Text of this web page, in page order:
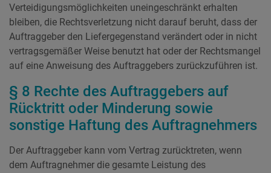
Verteidigungsmöglichkeiten uneingeschränkt erhalten
bleiben, die Rechtsverletzung nicht darauf beruht, dass der
Auftraggeber den Liefergegenstand verändert oder in nicht
vertragsgemäßer Weise benutzt hat oder der Rechtsmangel
auf eine Anweisung des Auftraggebers zurückzuführen ist.
§ 8 Rechte des Auftraggebers auf
Rücktritt oder Minderung sowie
sonstige Haftung des Auftragnehmers
Der Auftraggeber kann vom Vertrag zurücktreten, wenn
dem Auftragnehmer die gesamte Leistung des